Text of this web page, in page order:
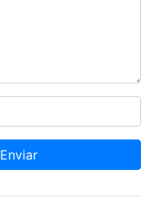
Enviar